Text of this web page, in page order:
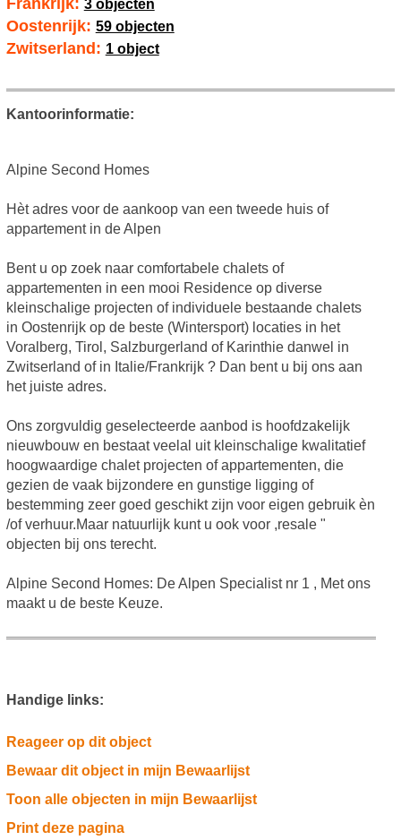
Frankrijk: 3 objecten
Oostenrijk: 59 objecten
Zwitserland: 1 object
Kantoorinformatie:
Alpine Second Homes
Hèt adres voor de aankoop van een tweede huis of
appartement in de Alpen
Bent u op zoek naar comfortabele chalets of
appartementen in een mooi Residence op diverse
kleinschalige projecten of individuele bestaande chalets
in Oostenrijk op de beste (Wintersport) locaties in het
Voralberg, Tirol, Salzburgerland of Karinthie danwel in
Zwitserland of in Italie/Frankrijk ? Dan bent u bij ons aan
het juiste adres.
Ons zorgvuldig geselecteerde aanbod is hoofdzakelijk
nieuwbouw en bestaat veelal uit kleinschalige kwalitatief
hoogwaardige chalet projecten of appartementen, die
gezien de vaak bijzondere en gunstige ligging of
bestemming zeer goed geschikt zijn voor eigen gebruik èn
/of verhuur.Maar natuurlijk kunt u ook voor ,resale "
objecten bij ons terecht.
Alpine Second Homes: De Alpen Specialist nr 1 , Met ons
maakt u de beste Keuze.
Handige links:
Reageer op dit object
Bewaar dit object in mijn Bewaarlijst
Toon alle objecten in mijn Bewaarlijst
Print deze pagina